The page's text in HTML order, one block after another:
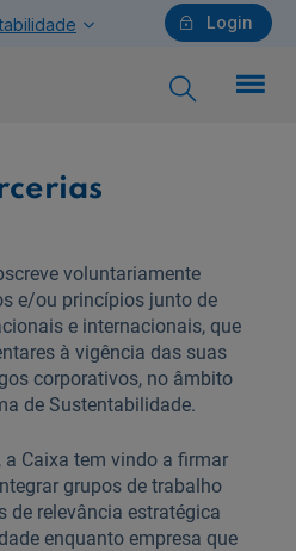
Login
Móvel Digital
voluntariamente
e/ou princípios junto de
e internacionais, que
à vigência das suas
corporativos, no âmbito
de Sustentabilidade.
a Caixa tem vindo a firmar
grupos de trabalho
de relevância estratégica
enquanto empresa que